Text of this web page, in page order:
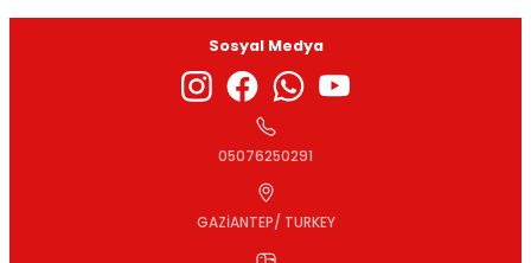
Gönder
Sosyal Medya
05076250291
GAZİANTEP/ TURKEY